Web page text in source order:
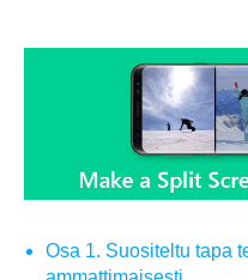
Osa 1. Suositeltu tapa